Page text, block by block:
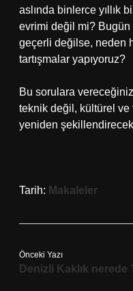
aslında binlerce yıllık
evrimi değil mi?
geçerli değilse, neden
tartışmalar yapıyoruz?
Bu sorulara
teknik değil, kültürel ve
yeniden
Tarih: Makaleler
Önceki Yazı
Denizli Kaklık nerede